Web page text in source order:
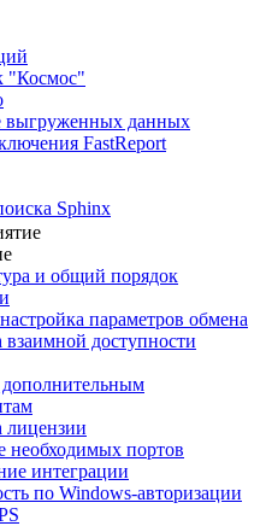
"Космос"
выгруженных данных
FastReport
Sphinx
и общий порядок
параметров обмена
взаимной доступности
лицензии
необходимых портов
интеграции
по Windows-авторизации